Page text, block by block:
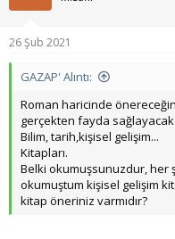
26 Şub 2021
GAZAP' Alıntı:
Roman haricinde
gerçekten fayda
Bilim, tarih,kişisel gelişim...
Kitapları.
Belki okumuşsunuzdur, her
okumuştum kişisel gelişim
kitap öneriniz varmıdır?